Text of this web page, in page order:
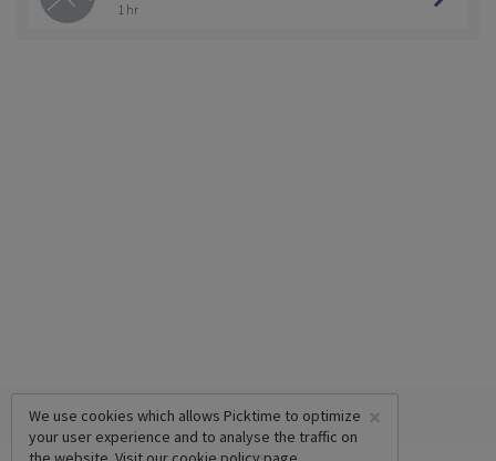
1 hr
×
We use cookies which allows Picktime to optimize
your user experience and to analyse the traffic on